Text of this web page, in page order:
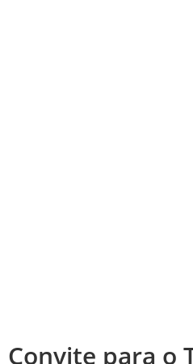
Convite para o